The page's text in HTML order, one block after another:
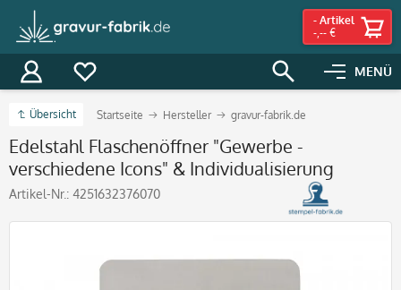
MENÜ
- Artikel
-,-- €
Übersicht Startseite Hersteller gravur-fabrik.de
Edelstahl Flaschenöffner "Gewerbe -
verschiedene Icons" & Individualisierung
Artikel-Nr.: 4251632376070